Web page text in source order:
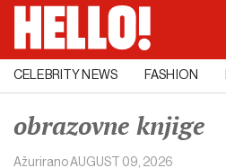
CELEBRITY NEWS FASHION
obrazovne knjige
AžuriranoAUGUST 09, 2026